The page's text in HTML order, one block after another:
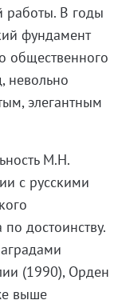
работы. В годы
фундамент
общественного
невольно
элегантным
М.Н.
с русскими
достоинству.
(1990), Орден
выше